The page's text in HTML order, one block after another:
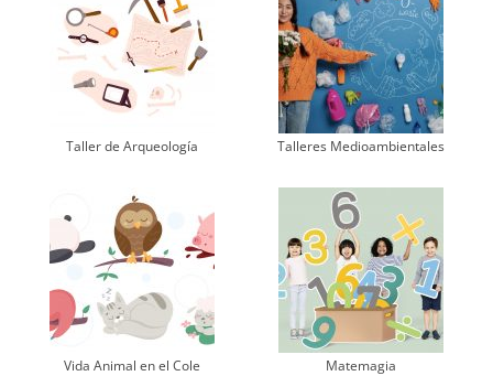
Taller de Arqueología Talleres Medioambientales
Vida Animal en el Cole Matemagia